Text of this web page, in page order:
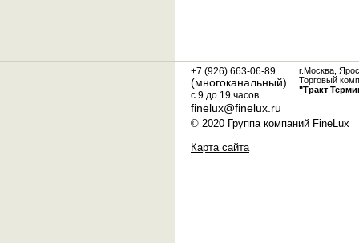
+7 (926) 663-06-89
(многоканальный)
с 9 до 19 часов
finelux@finelux.ru
г.Москва,
Торговый
"Тракт
© 2020 Группа компаний FineLux
Карта сайта